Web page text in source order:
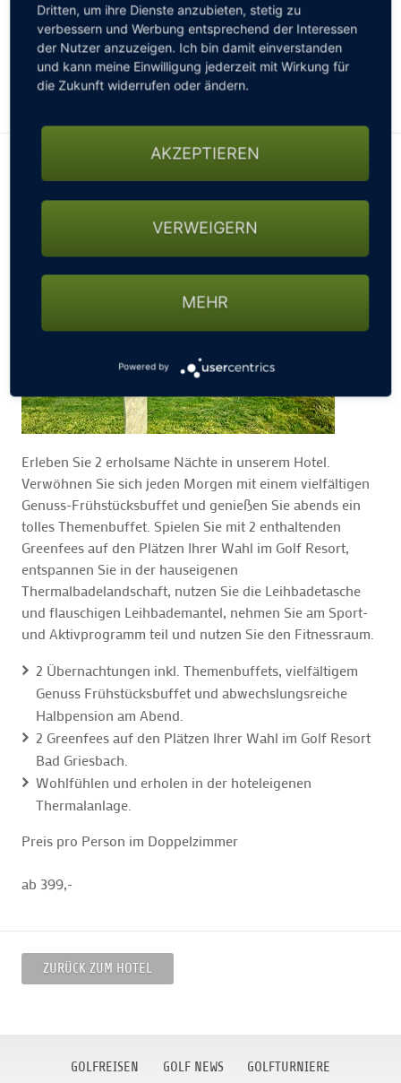
Golfarrangement Golf Pur
Erleben Sie 2 erholsame Nächte in unserem Hotel.
Verwöhnen Sie sich jeden Morgen mit einem vielfältigen
Genuss-Frühstücksbuffet und genießen Sie abends ein
tolles Themenbuffet. Spielen Sie mit 2 enthaltenden
Greenfees auf den Plätzen Ihrer Wahl im Golf Resort,
entspannen Sie in der hauseigenen
Thermalbadelandschaft, nutzen Sie die Leihbadetasche
und flauschigen Leihbademantel, nehmen Sie am Sport-
und Aktivprogramm teil und nutzen Sie den Fitnessraum.
2 Übernachtungen inkl. Themenbuffets, vielfältigem
Genuss Frühstücksbuffet und abwechslungsreiche
Halbpension am Abend.
2 Greenfees auf den Plätzen Ihrer Wahl im Golf Resort
Bad Griesbach.
Wohlfühlen und erholen in der hoteleigenen
Thermalanlage.
Preis pro Person im Doppelzimmer
ab 399,-
ZURÜCK ZUM HOTEL
GOLFREISEN GOLF NEWS
GOLFTURNIERE
Dritten, um ihre Dienste anzubieten, stetig zu
verbessern und Werbung entsprechend der Interessen
der Nutzer anzuzeigen. Ich bin damit einverstanden
und kann meine Einwilligung jederzeit mit Wirkung für
die Zukunft widerrufen oder ändern.
AKZEPTIEREN
VERWEIGERN
MEHR
Powered by